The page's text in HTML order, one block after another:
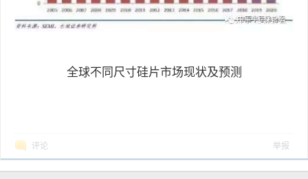
全球不同尺寸硅片市场现状及预测
评论 举报